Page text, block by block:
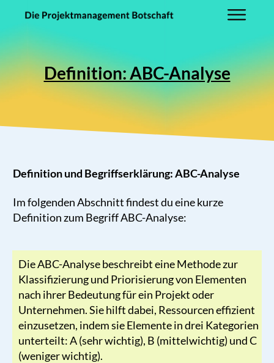
Definition: ABC-Analyse
Definition und Begriffserklärung: ABC-Analyse
Im folgenden Abschnitt findest du eine kurze
Definition zum Begriff ABC-Analyse:
Die ABC-Analyse beschreibt eine Methode zur
Klassifizierung und Priorisierung von Elementen
nach ihrer Bedeutung für ein Projekt oder
Unternehmen. Sie hilft dabei, Ressourcen effizient
einzusetzen, indem sie Elemente in drei Kategorien
unterteilt: A (sehr wichtig), B (mittelwichtig) und C
(weniger wichtig).